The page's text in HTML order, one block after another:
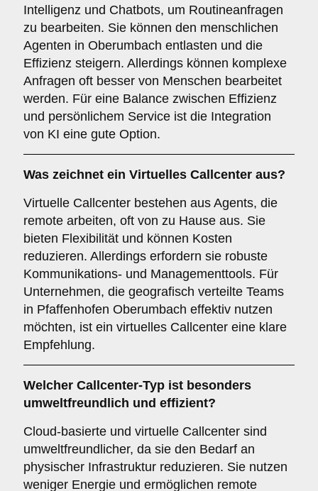
Intelligenz und Chatbots, um Routineanfragen
zu bearbeiten. Sie können den menschlichen
Agenten in Oberumbach entlasten und die
Effizienz steigern. Allerdings können komplexe
Anfragen oft besser von Menschen bearbeitet
werden. Für eine Balance zwischen Effizienz
und persönlichem Service ist die Integration
von KI eine gute Option.
Was zeichnet ein Virtuelles Callcenter aus?
Virtuelle Callcenter bestehen aus Agents, die
remote arbeiten, oft von zu Hause aus. Sie
bieten Flexibilität und können Kosten
reduzieren. Allerdings erfordern sie robuste
Kommunikations- und Managementtools. Für
Unternehmen, die geografisch verteilte Teams
in Pfaffenhofen Oberumbach effektiv nutzen
möchten, ist ein virtuelles Callcenter eine klare
Empfehlung.
Welcher Callcenter-Typ ist besonders
umweltfreundlich und effizient?
Cloud-basierte und virtuelle Callcenter sind
umweltfreundlicher, da sie den Bedarf an
physischer Infrastruktur reduzieren. Sie nutzen
weniger Energie und ermöglichen remote